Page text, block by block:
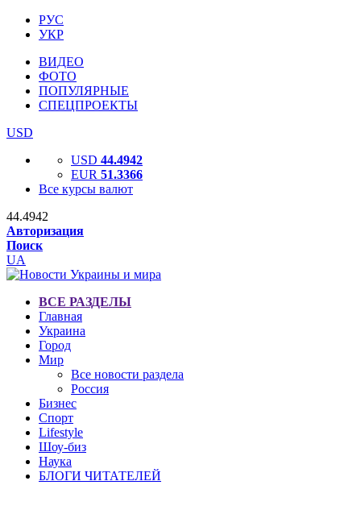
РУС
УКР
ВИДЕО
ФОТО
ПОПУЛЯРНЫЕ
СПЕЦПРОЕКТЫ
USD
USD 44.4942
EUR 51.3366
Все курсы валют
44.4942
Авторизация
Поиск
UA
ВСЕ РАЗДЕЛЫ
Главная
Украина
Город
Мир
Все новости раздела
Россия
Бизнес
Спорт
Lifestyle
Шоу-биз
Наука
БЛОГИ ЧИТАТЕЛЕЙ